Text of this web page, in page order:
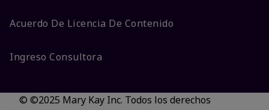
Acuerdo De Licencia De Contenido
Ingreso Consultora
© ©2025 Mary Kay Inc. Todos los derechos